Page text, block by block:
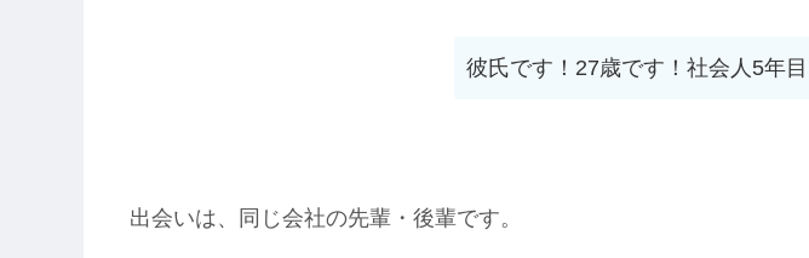
彼氏です！27歳です！社会人5年目
出会いは、同じ会社の先輩・後輩です。